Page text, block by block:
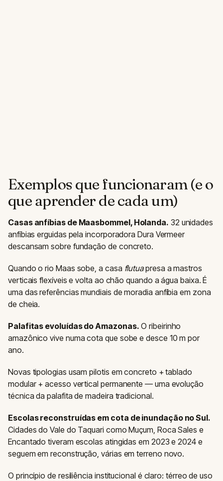
Exemplos que funcionaram (e o
que aprender de cada um)
Casas anfíbias de Maasbommel, Holanda. 32 unidades
anfíbias erguidas pela incorporadora Dura Vermeer
descansam sobre fundação de concreto.
Quando o rio Maas sobe, a casa flutuapresa a mastros
verticais flexíveis e volta ao chão quando a água baixa. É
uma das referências mundiais de moradia anfíbia em zona
de cheia.
Palafitas evoluídas do Amazonas. O ribeirinho
amazônico vive numa cota que sobe e desce 10 m por
ano.
Novas tipologias usam pilotis em concreto + tablado
modular + acesso vertical permanente — uma evolução
técnica da palafita de madeira tradicional.
Escolas reconstruídas em cota de inundação no Sul.
Cidades do Vale do Taquari como Muçum, Roca Sales e
Encantado tiveram escolas atingidas em 2023 e 2024 e
seguem em reconstrução, várias em terreno novo.
O princípio de resiliência institucional é claro: térreo de uso